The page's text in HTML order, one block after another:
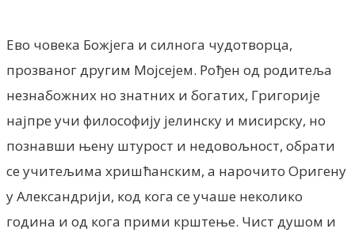
Ево човека Божјега и силнога чудотворца,
прозваног другим Мојсејем. Рођен од родитеља
незнабожних но знатних и богатих, Григорије
најпре учи философију јелинску и мисирску, но
познавши њену штурост и недовољност, обрати
се учитељима хришћанским, а нарочито Оригену
у Александрији, код кога се учаше неколико
година и од кога прими крштење. Чист душом и